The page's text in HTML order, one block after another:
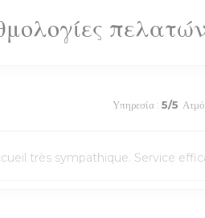
Υπηρεσία: 5/5
très sympathique. Service